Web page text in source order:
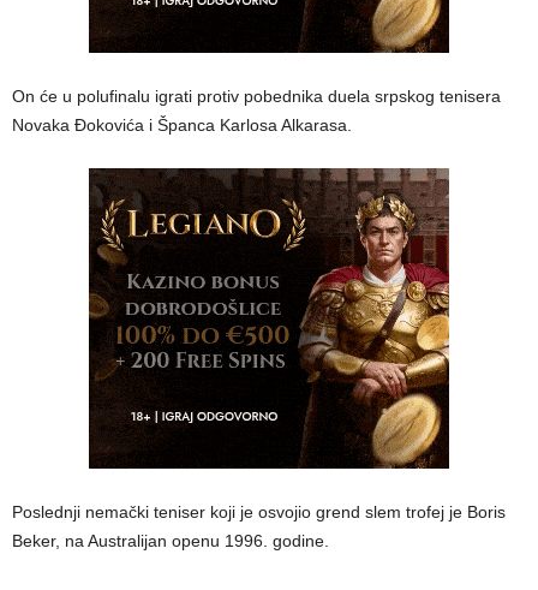
On će u polufinalu igrati protiv pobednika duela srpskog tenisera
Novaka Đokovića i Španca Karlosa Alkarasa.
Poslednji nemački teniser koji je osvojio grend slem trofej je Boris
Beker, na Australijan openu 1996. godine.